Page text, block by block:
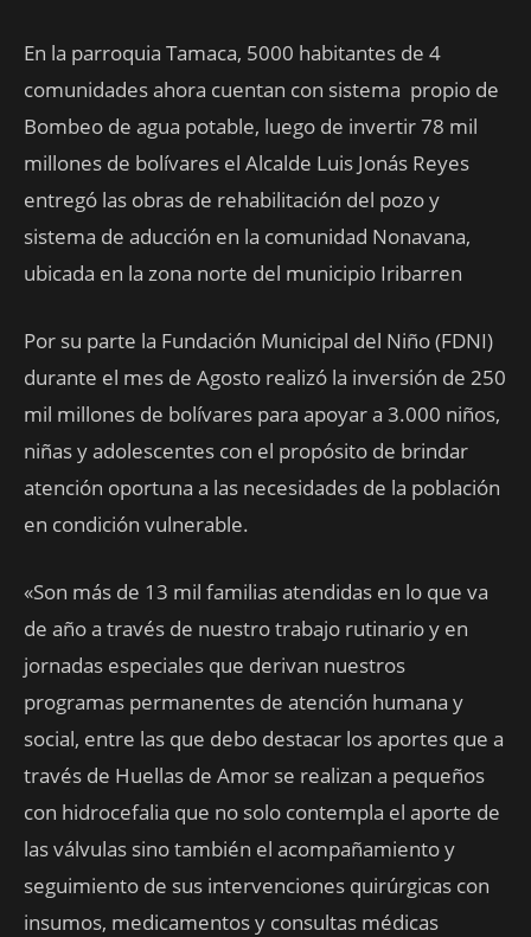
En la parroquia Tamaca, 5000 habitantes de 4
comunidades ahora cuentan con sistema propio de
Bombeo de agua potable, luego de invertir 78 mil
millones de bolívares el Alcalde Luis Jonás Reyes
entregó las obras de rehabilitación del pozo y
sistema de aducción en la comunidad Nonavana,
ubicada en la zona norte del municipio Iribarren
Por su parte la Fundación Municipal del Niño (FDNI)
durante el mes de Agosto realizó la inversión de 250
mil millones de bolívares para apoyar a 3.000 niños,
niñas y adolescentes con el propósito de brindar
atención oportuna a las necesidades de la población
en condición vulnerable.
«Son más de 13 mil familias atendidas en lo que va
de año a través de nuestro trabajo rutinario y en
jornadas especiales que derivan nuestros
programas permanentes de atención humana y
social, entre las que debo destacar los aportes que a
través de Huellas de Amor se realizan a pequeños
con hidrocefalia que no solo contempla el aporte de
las válvulas sino también el acompañamiento y
seguimiento de sus intervenciones quirúrgicas con
insumos, medicamentos y consultas médicas